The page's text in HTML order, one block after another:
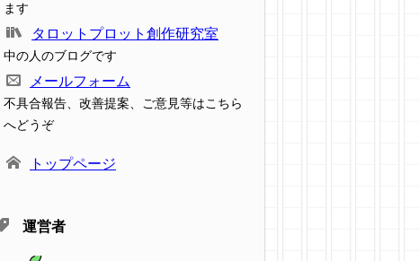
ます
タロットプロット創作研究室
中の人のブログです
メールフォーム
不具合報告、改善提案、ご意見等はこちら
へどうぞ
トップページ
運営者